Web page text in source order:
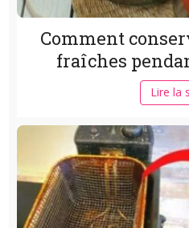
Comment
fraîches
Lire la